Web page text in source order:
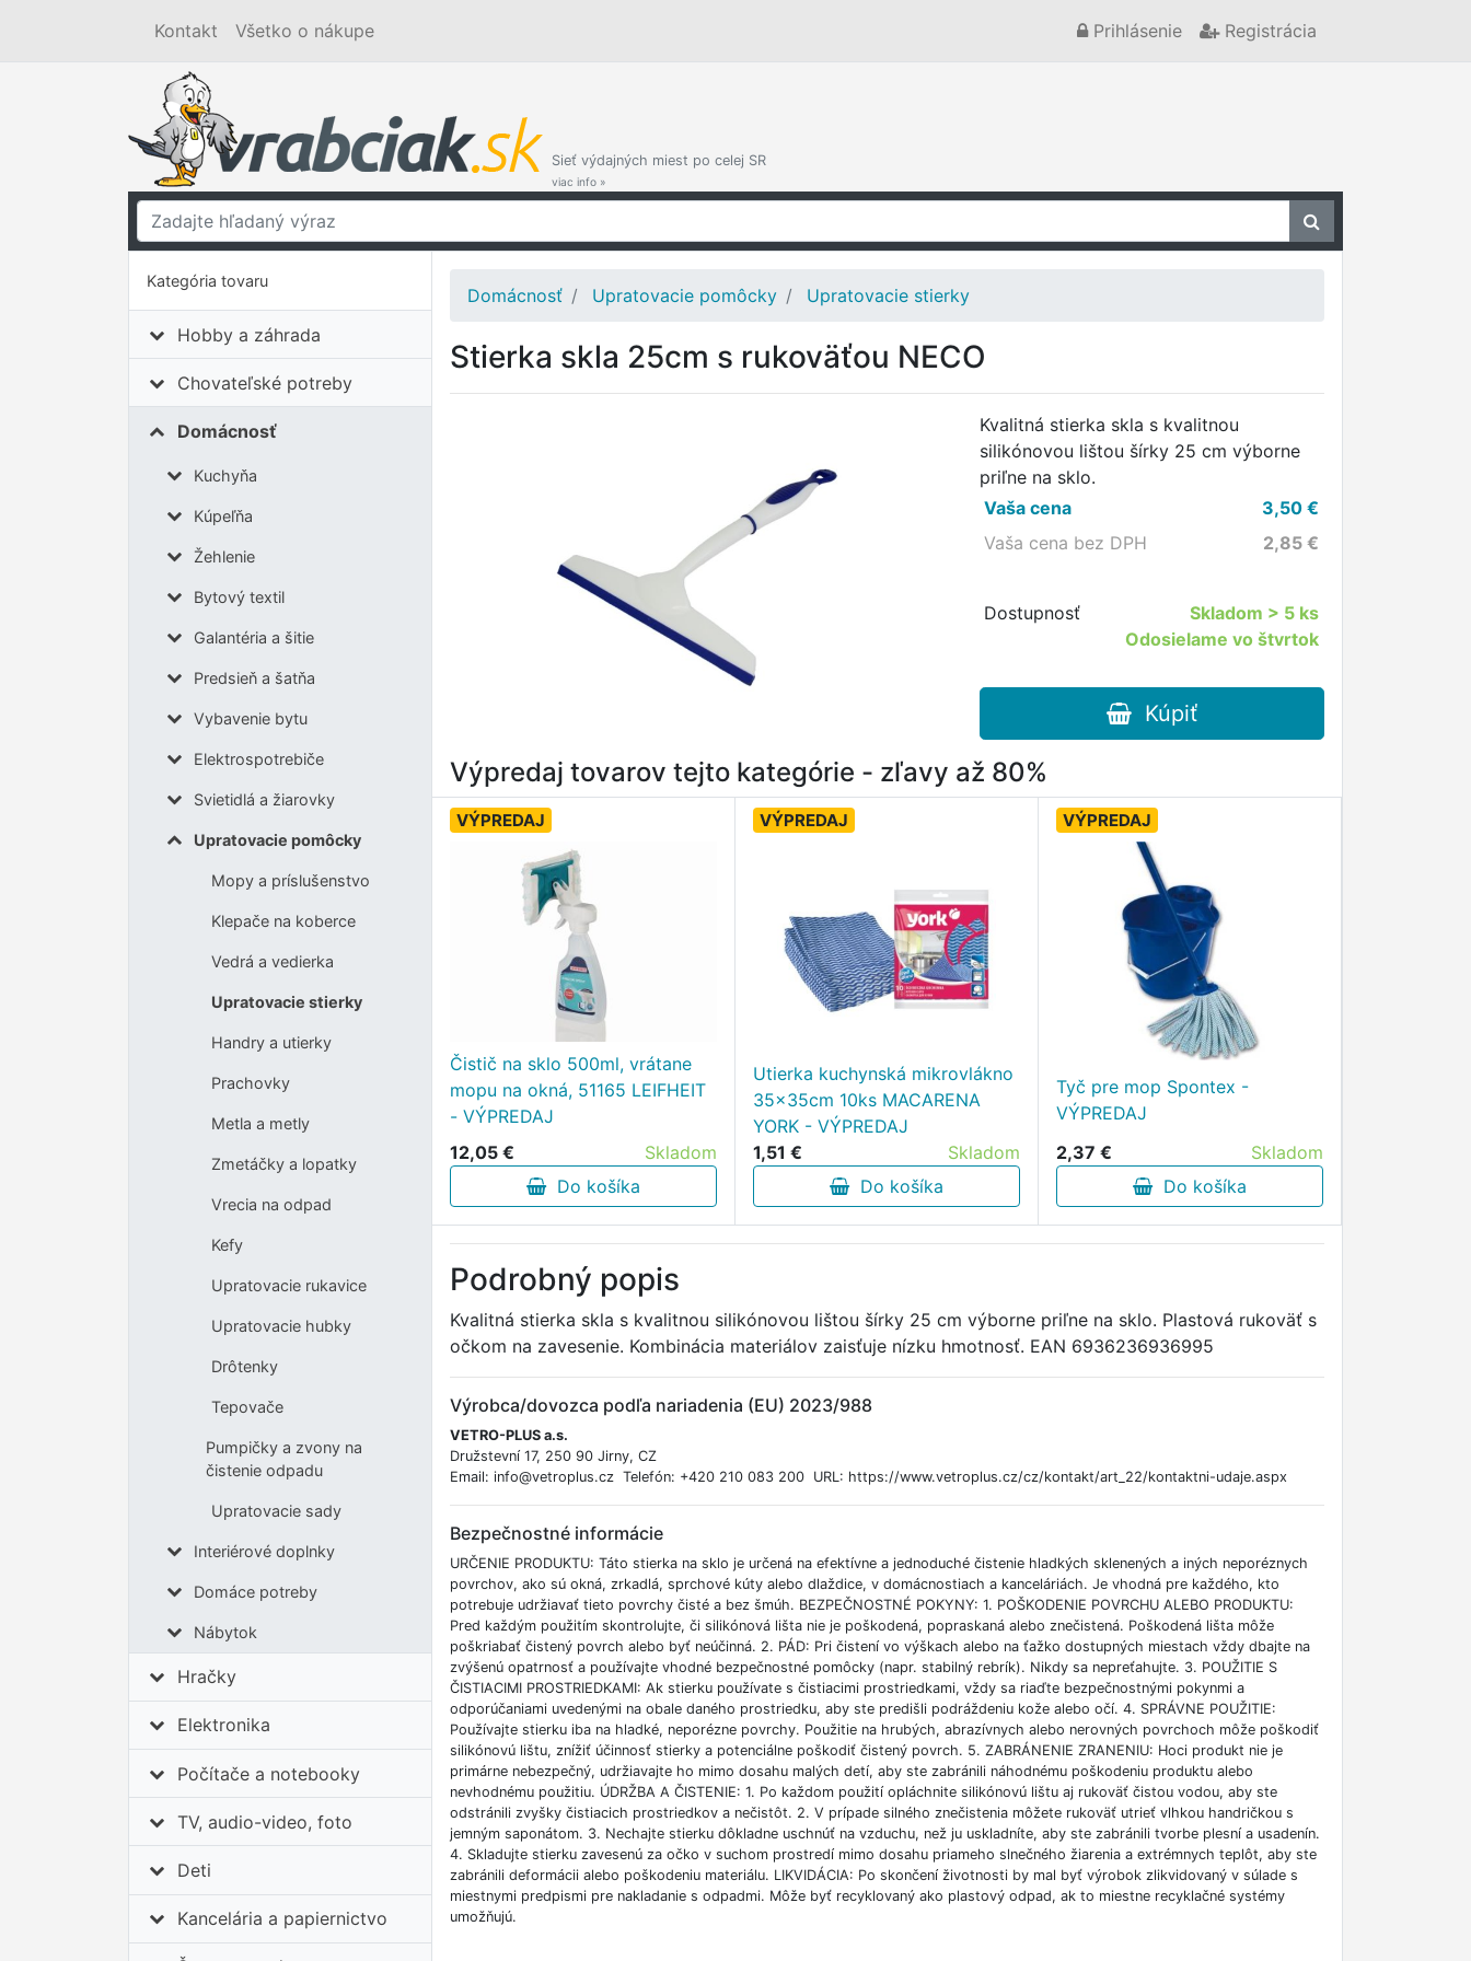
Kontakt Všetko o nákupe Prihlásenie Registrácia
Sieť výdajných miest po celej SR
viac info »
Kategória tovaru
Hobby a záhrada
Chovateľské potreby
Domácnosť
Kuchyňa
Kúpeľňa
Žehlenie
Bytový textil
Galantéria a šitie
Predsieň a šatňa
Vybavenie bytu
Elektrospotrebiče
Svietidlá a žiarovky
Upratovacie pomôcky
Mopy a príslušenstvo
Klepače na koberce
Vedrá a vedierka
Upratovacie stierky
Handry a utierky
Prachovky
Metla a metly
Zmetáčky a lopatky
Vrecia na odpad
Kefy
Upratovacie rukavice
Upratovacie hubky
Drôtenky
Tepovače
Pumpičky a zvony na
čistenie odpadu
Upratovacie sady
Interiérové doplnky
Domáce potreby
Nábytok
Hračky
Elektronika
Počítače a notebooky
TV, audio-video, foto
Deti
Kancelária a papiernictvo
Domácnosť Upratovacie pomôcky Upratovacie stierky
Stierka skla 25cm s rukoväťou NECO
Kvalitná stierka skla s kvalitnou
silikónovou lištou šírky 25 cm výborne
priľne na sklo.
Vaša cena
3,50€
Vaša cena bez DPH
2,85€
Dostupnosť Skladom > 5 ks
Odosielame vo štvrtok
Kúpiť
Výpredaj tovarov tejto kategórie - zľavy až 80%
VÝPREDAJ
Čistič na sklo 500ml, vrátane
mopu na okná, 51165 LEIFHEIT
- VÝPREDAJ
12,05 €
Skladom
Do košíka
VÝPREDAJ
Utierka kuchynská mikrovlákno
35x35cm 10ks MACARENA
YORK - VÝPREDAJ
1,51 €
Skladom
Do košíka
VÝPREDAJ
Tyč pre mop Spontex -
VÝPREDAJ
2,37 €
Skladom
Do košíka
Podrobný popis
Kvalitná stierka skla s kvalitnou silikónovou lištou šírky 25 cm výborne priľne na sklo. Plastová rukoväť s
očkom na zavesenie. Kombinácia materiálov zaisťuje nízku hmotnosť. EAN 6936236936995
Výrobca/dovozca podľa nariadenia (EU) 2023/988
VETRO-PLUS a.s.
Družstevní 17, 250 90 Jirny, CZ
Email: info@vetroplus.cz Telefón: +420 210 083 200 URL: https://www.vetroplus.cz/cz/kontakt/art_22/kontaktni-udaje.aspx
Bezpečnostné informácie
URČENIE PRODUKTU: Táto stierka na sklo je určená na efektívne a jednoduché čistenie hladkých sklenených a iných neporéznych
povrchov, ako sú okná, zrkadlá, sprchové kúty alebo dlaždice, v domácnostiach a kanceláriách. Je vhodná pre každého, kto
potrebuje udržiavať tieto povrchy čisté a bez šmúh. BEZPEČNOSTNÉ POKYNY: 1. POŠKODENIE POVRCHU ALEBO PRODUKTU:
Pred každým použitím skontrolujte, či silikónová lišta nie je poškodená, popraskaná alebo znečistená. Poškodená lišta môže
poškriabať čistený povrch alebo byť neúčinná. 2. PÁD: Pri čistení vo výškach alebo na ťažko dostupných miestach vždy dbajte na
zvýšenú opatrnosť a používajte vhodné bezpečnostné pomôcky (napr. stabilný rebrík). Nikdy sa nepreťahujte. 3. POUŽITIE S
ČISTIACIMI PROSTRIEDKAMI: Ak stierku používate s čistiacimi prostriedkami, vždy sa riaďte bezpečnostnými pokynmi a
odporúčaniami uvedenými na obale daného prostriedku, aby ste predišli podráždeniu kože alebo očí. 4. SPRÁVNE POUŽITIE:
Používajte stierku iba na hladké, neporézne povrchy. Použitie na hrubých, abrazívnych alebo nerovných povrchoch môže poškodiť
silikónovú lištu, znížiť účinnosť stierky a potenciálne poškodiť čistený povrch. 5. ZABRÁNENIE ZRANENIU: Hoci produkt nie je
primárne nebezpečný, udržiavajte ho mimo dosahu malých detí, aby ste zabránili náhodnému poškodeniu produktu alebo
nevhodnému použitiu. ÚDRŽBA A ČISTENIE: 1. Po každom použití opláchnite silikónovú lištu aj rukoväť čistou vodou, aby ste
odstránili zvyšky čistiacich prostriedkov a nečistôt. 2. V prípade silného znečistenia môžete rukoväť utrieť vlhkou handričkou s
jemným saponátom. 3. Nechajte stierku dôkladne uschnúť na vzduchu, než ju uskladníte, aby ste zabránili tvorbe plesní a usadenín.
4. Skladujte stierku zavesenú za očko v suchom prostredí mimo dosahu priameho slnečného žiarenia a extrémnych teplôt, aby ste
zabránili deformácii alebo poškodeniu materiálu. LIKVIDÁCIA: Po skončení životnosti by mal byť výrobok zlikvidovaný v súlade s
miestnymi predpismi pre nakladanie s odpadmi. Môže byť recyklovaný ako plastový odpad, ak to miestne recyklačné systémy
umožňujú.